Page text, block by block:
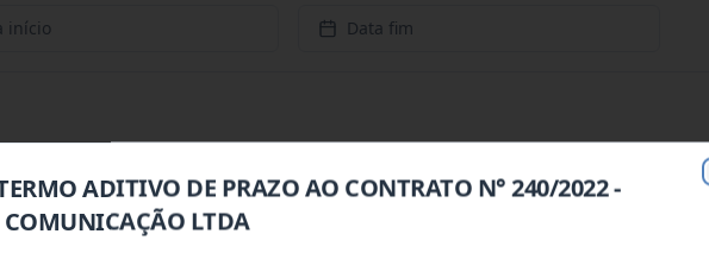
início Data fim
ADITIVO DE PRAZO AO CONTRATO N° 240/2022 -
COMUNICAÇÃO LTDA